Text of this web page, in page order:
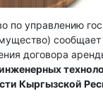
по управлению
договора
Кыргызской